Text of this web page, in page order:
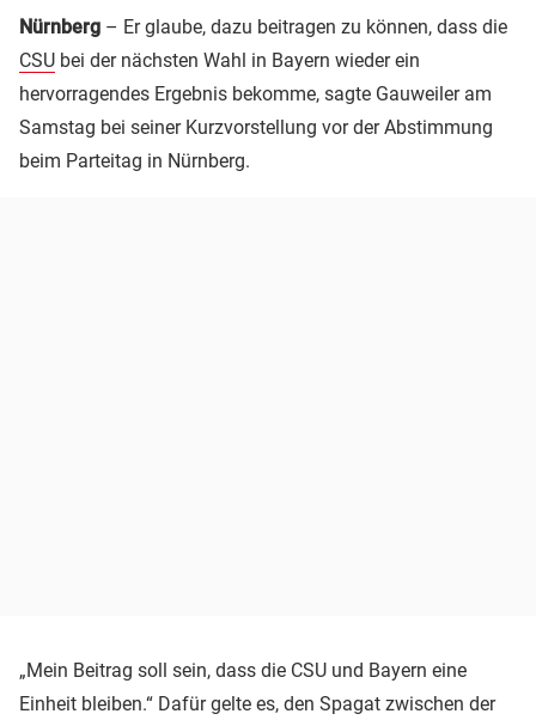
Nürnberg – Er glaube, dazu beitragen zu können, dass die
CSU bei der nächsten Wahl in Bayern wieder ein
hervorragendes Ergebnis bekomme, sagte Gauweiler am
Samstag bei seiner Kurzvorstellung vor der Abstimmung
beim Parteitag in Nürnberg.
„Mein Beitrag soll sein, dass die CSU und Bayern eine
Einheit bleiben.“ Dafür gelte es, den Spagat zwischen der